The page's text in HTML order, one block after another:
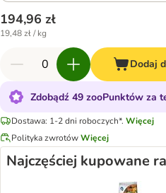
194,96 zł
19,48 zł / kg
Dodaj
Zdobądź 49 zooPunktów za
Dostawa: 1-2 dni roboczych*. Więcej
Polityka zwrotówWięcej
Najczęściej kupowane